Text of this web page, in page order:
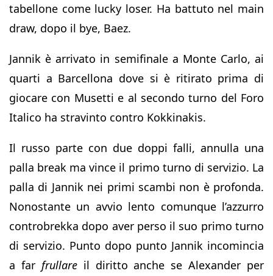
tabellone come lucky loser. Ha battuto nel main
draw, dopo il bye, Baez.
Jannik è arrivato in semifinale a Monte Carlo, ai
quarti a Barcellona dove si è ritirato prima di
giocare con Musetti e al secondo turno del Foro
Italico ha stravinto contro Kokkinakis.
Il russo parte con due doppi falli, annulla una
palla break ma vince il primo turno di servizio. La
palla di Jannik nei primi scambi non è profonda.
Nonostante un avvio lento comunque l’azzurro
controbrekka dopo aver perso il suo primo turno
di servizio. Punto dopo punto Jannik incomincia
a far frullareil diritto anche se Alexander per